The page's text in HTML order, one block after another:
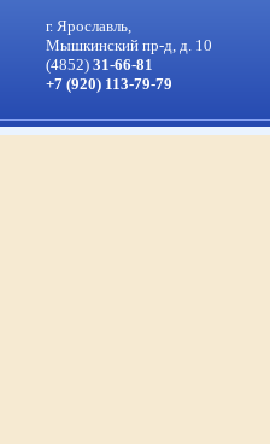
г. Ярославль,
Мышкинский пр-д, д. 10
(4852) 31-66-81
+7 (920) 113-79-79